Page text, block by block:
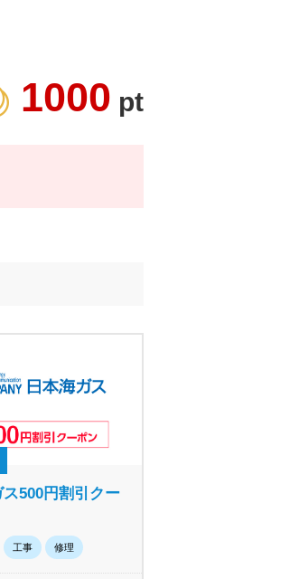
1000 pt
ス500円割引クー
工事 修理